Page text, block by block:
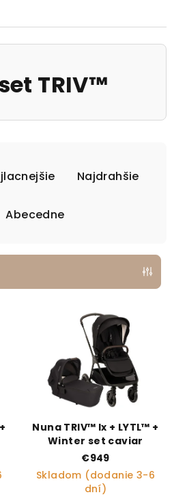
TRIV™
Najdrahšie
Abecedne
Nuna TRIV™ lx + LYTL™ +
Winter set caviar
€949
Skladom (dodanie 3-6
dní)